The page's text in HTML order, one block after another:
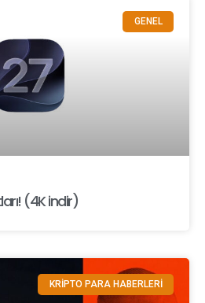
GENEL
(4K indir)
KRİPTO PARA HABERLERİ